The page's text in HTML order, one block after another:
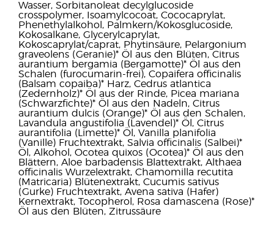
Wasser, Sorbitanoleat decylglucoside
crosspolymer, Isoamylcocoat, Cococaprylat,
Phenethylalkohol, Palmkern/Kokosglucoside,
Kokosalkane, Glycerylcaprylat,
Kokoscaprylat/caprat, Phytinsäure, Pelargonium
graveolens (Geranie)* Öl aus den Blüten, Citrus
aurantium bergamia (Bergamotte)* Öl aus den
Schalen (furocumarin-frei), Copaifera officinalis
(Balsam copaiba)* Harz, Cedrus atlantica
(Zedernholz)* Öl aus der Rinde, Picea mariana
(Schwarzfichte)* Öl aus den Nadeln, Citrus
aurantium dulcis (Orange)* Öl aus den Schalen,
Lavandula angustifolia (Lavendel)* Öl, Citrus
aurantifolia (Limette)* Öl, Vanilla planifolia
(Vanille) Fruchtextrakt, Salvia officinalis (Salbei)*
Öl, Alkohol, Ocotea quixos (Ocotea)* Öl aus den
Blättern, Aloe barbadensis Blattextrakt, Althaea
officinalis Wurzelextrakt, Chamomilla recutita
(Matricaria) Blütenextrakt, Cucumis sativus
(Gurke) Fruchtextrakt, Avena sativa (Hafer)
Kernextrakt, Tocopherol, Rosa damascena (Rose)*
Öl aus den Blüten, Zitrussäure